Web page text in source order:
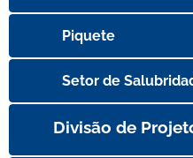
Piquete
Setor de
Divisão de